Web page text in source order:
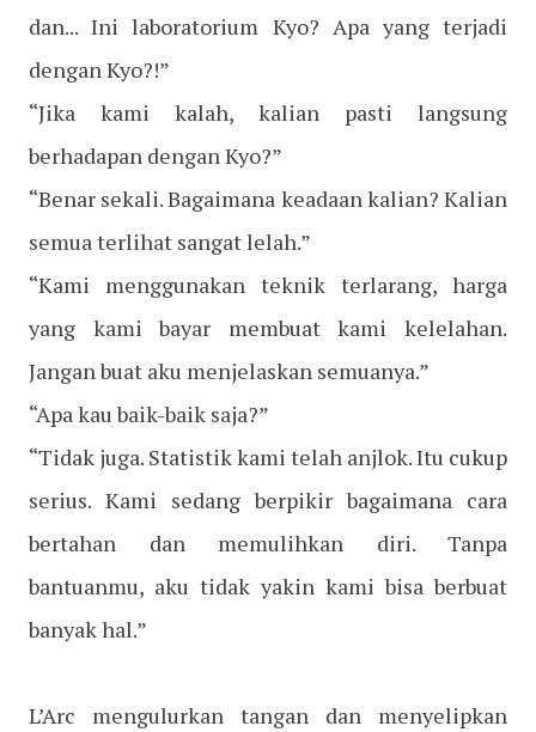
dan... Ini laboratorium Kyo? Apa yang terjadi
dengan Kyo?!”
“Jika kami kalah, kalian pasti langsung
berhadapan dengan Kyo?”
“Benar sekali. Bagaimana keadaan kalian? Kalian
semua terlihat sangat lelah.”
“Kami menggunakan teknik terlarang, harga
yang kami bayar membuat kami kelelahan.
Jangan buat aku menjelaskan semuanya.”
“Apa kau baik-baik saja?”
“Tidak juga. Statistik kami telah anjlok. Itu cukup
serius. Kami sedang berpikir bagaimana cara
bertahan dan memulihkan diri. Tanpa
bantuanmu, aku tidak yakin kami bisa berbuat
banyak hal.”
L’Arc mengulurkan tangan dan menyelipkan